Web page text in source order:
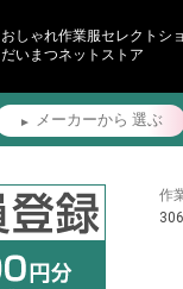
おしゃれ作業服セレクトシ
だいまつネットストア
メーカーから 選ぶ
作